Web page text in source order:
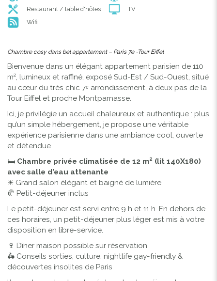
Restaurant / table d'hôtes
TV
Wifi
Chambre cosy dans bel appartement – Paris 7e -Tour Eiffel
Bienvenue dans un élégant appartement parisien de 110
m², lumineux et raffiné, exposé Sud-Est / Sud-Ouest, situé
au cœur du très chic 7ᵉ arrondissement, à deux pas de la
Tour Eiffel et proche Montparnasse.
Ici, je privilégie un accueil chaleureux et authentique : plus
qu’un simple hébergement, je propose une véritable
expérience parisienne dans une ambiance cool, ouverte
et détendue.
🛏 Chambre privée climatisée de 12 m² (lit 140X180)
avec salle d’eau attenante
☀ Grand salon élégant et baigné de lumière
🥐 Petit-déjeuner inclus
Le petit-déjeuner est servi entre 9 h et 11 h. En dehors de
ces horaires, un petit-déjeuner plus léger est mis à votre
disposition en libre-service.
🍷 Dîner maison possible sur réservation
🛵 Conseils sorties, culture, nightlife gay-friendly &
découvertes insolites de Paris